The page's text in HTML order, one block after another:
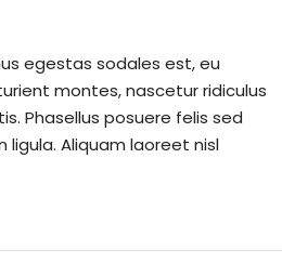
egestas sodales est, eu
montes, nascetur ridiculus
Phasellus posuere felis sed
Aliquam laoreet nisl